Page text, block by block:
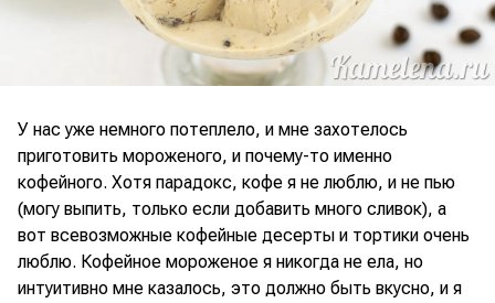
У нас уже немного потеплело, и мне захотелось
приготовить мороженого, и почему-то именно
кофейного. Хотя парадокс, кофе я не люблю, и не пью
(могу выпить, только если добавить много сливок), а
вот всевозможные кофейные десерты и тортики очень
люблю. Кофейное мороженое я никогда не ела, но
интуитивно мне казалось, это должно быть вкусно, и я